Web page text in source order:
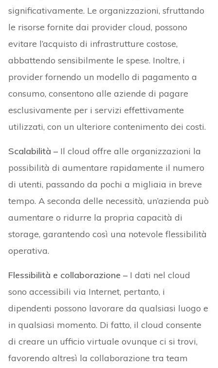
significativamente. Le organizzazioni, sfruttando
le risorse fornite dai provider cloud, possono
evitare l’acquisto di infrastrutture costose,
abbattendo sensibilmente le spese. Inoltre, i
provider fornendo un modello di pagamento a
consumo, consentono alle aziende di pagare
esclusivamente per i servizi effettivamente
utilizzati, con un ulteriore contenimento dei costi.
Scalabilità – Il cloud offre alle organizzazioni la
possibilità di aumentare rapidamente il numero
di utenti, passando da pochi a migliaia in breve
tempo. A seconda delle necessità, un’azienda può
aumentare o ridurre la propria capacità di
storage, garantendo così una notevole flessibilità
operativa.
Flessibilità e collaborazione – I dati nel cloud
sono accessibili via Internet, pertanto, i
dipendenti possono lavorare da qualsiasi luogo e
in qualsiasi momento. Di fatto, il cloud consente
di creare un ufficio virtuale ovunque ci si trovi,
favorendo altresì la collaborazione tra team